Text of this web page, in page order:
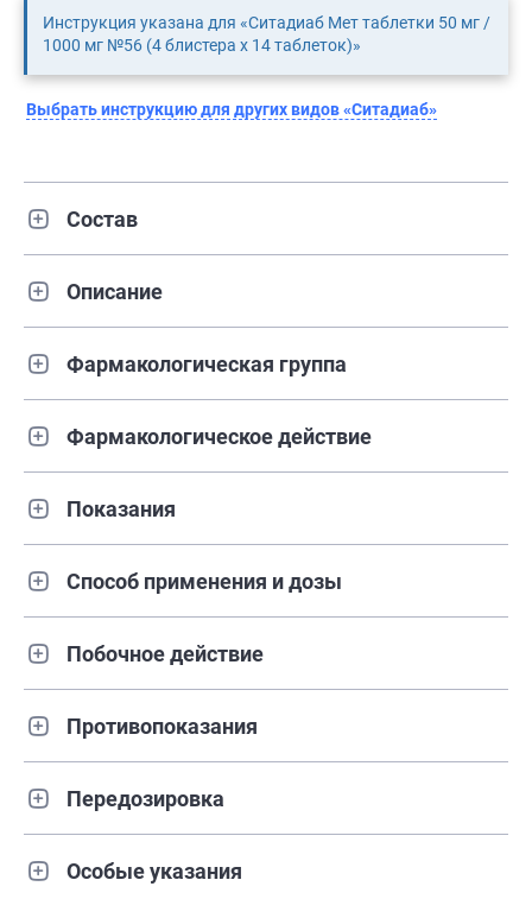
Инструкция указана для «Ситадиаб Мет таблетки 50 мг /
1000 мг №56 (4 блистера х 14 таблеток)»
Выбрать инструкцию для других видов «Ситадиаб»
Состав
Описание
Фармакологическая группа
Фармакологическое действие
Показания
Способ применения и дозы
Побочное действие
Противопоказания
Передозировка
Особые указания